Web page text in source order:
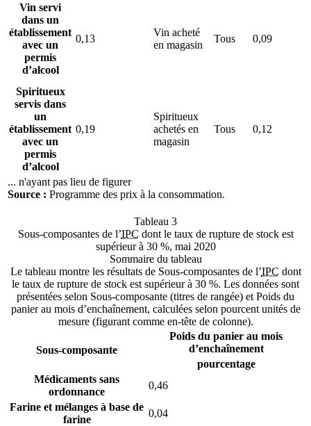
Vin servi
dans un
établissement
avec un
permis
d’alcool
0,13
Vin acheté
en magasin
Tous 0,09
Spiritueux
servis dans
un
établissement
avec un
permis
d’alcool
0,19
Spiritueux
achetés en
magasin
Tous 0,12
... n'ayant pas lieu de figurer
Source : Programme des prix à la consommation.
Tableau 3
Sous-composantes de l’IPC dont le taux de rupture de stock est
supérieur à 30 %, mai 2020
Sommaire du tableau
Le tableau montre les résultats de Sous-composantes de l’IPC dont
le taux de rupture de stock est supérieur à 30 %. Les données sont
présentées selon Sous-composante (titres de rangée) et Poids du
panier au mois d’enchaînement, calculées selon pourcent unités de
mesure (figurant comme en-tête de colonne).
Sous-composante
Poids du panier au mois
d’enchaînement
pourcentage
Médicaments sans
ordonnance
0,46
Farine et mélanges à base de
farine
0,04